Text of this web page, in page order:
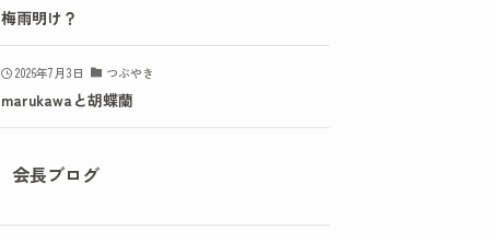
梅雨明け？
2026年7月3日 つぶやき
marukawaと胡蝶蘭
会長ブログ